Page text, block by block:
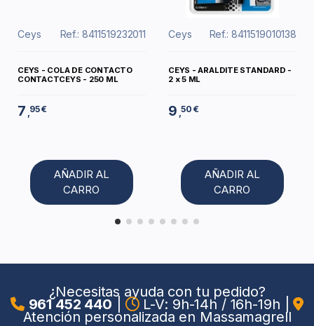
Ceys Ref.: 8411519232011
CEYS - COLA DE CONTACTO
CONTACTCEYS - 250 ML
7 95 €
AÑADIR AL
CARRO
Ceys Ref.: 8411519010138
CEYS - ARALDITE STANDARD -
2 x 5 ML
9 ,50 €
AÑADIR AL
CARRO
¿Necesitas ayuda con tu pedido?
961 452 440 L-V: 9h-14h / 16h-19h
Atención personalizada en Massamagrell